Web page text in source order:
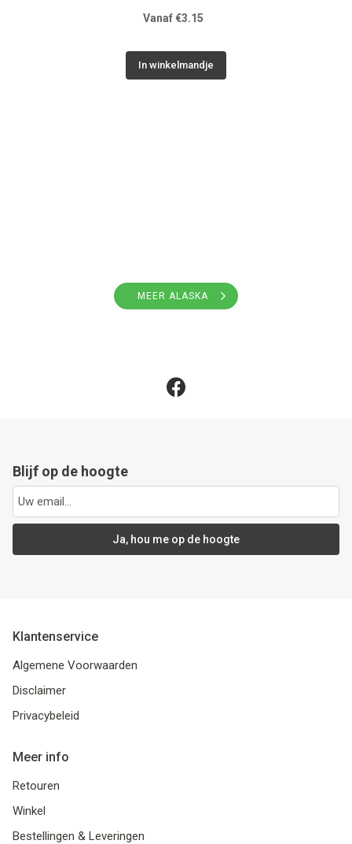
Vanaf €3.15
In winkelmandje
MEER ALASKA
Blijf op de hoogte
Ja, hou me op de hoogte
Klantenservice
Algemene Voorwaarden
Disclaimer
Privacybeleid
Meer info
Retouren
Winkel
Bestellingen & Leveringen